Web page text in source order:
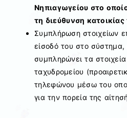
Νηπιαγωγείου στο
τη διεύθυνση κατοικίας
Συμπλήρωση στοιχείων
είσοδό του στο
συμπληρώνει τα
ταχυδρομείου
τηλεφώνου μέσω του
για την πορεία της